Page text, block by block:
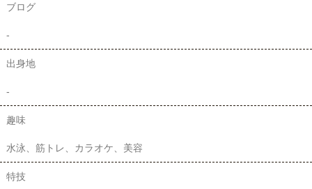
ブログ
-
出身地
-
趣味
水泳、筋トレ、カラオケ、美容
特技